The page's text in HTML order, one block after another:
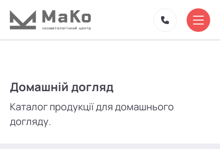
Домашній догляд
Каталог продукції для домашнього
догляду.